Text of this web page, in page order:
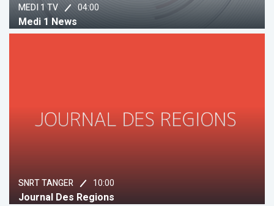
MEDI 1 TV 04:00
Medi 1 News
SNRT TANGER 10:00
Journal Des Regions